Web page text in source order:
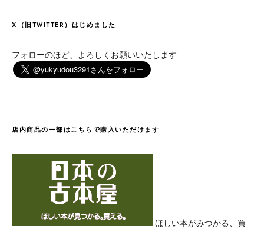
X（旧TWITTER）はじめました
フォローのほど、よろしくお願いいたします
店内商品の一部はこちらで購入いただけます
ほしい本がみつかる、買